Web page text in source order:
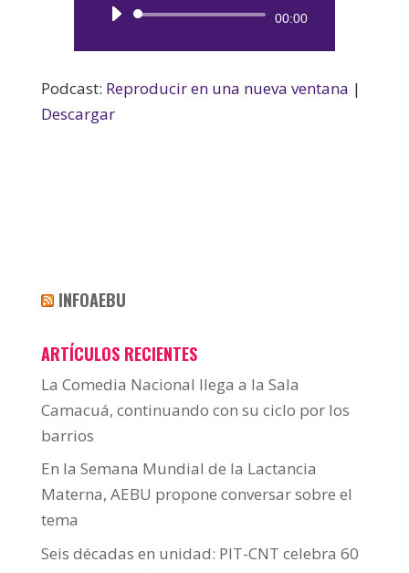
Reproductor
00:00
Podcast: Reproducir en una nueva ventana |
Descargar
INFOAEBU
ARTÍCULOS RECIENTES
La Comedia Nacional llega a la Sala
Camacuá, continuando con su ciclo por los
barrios
En la Semana Mundial de la Lactancia
Materna, AEBU propone conversar sobre el
tema
Seis décadas en unidad: PIT-CNT celebra 60